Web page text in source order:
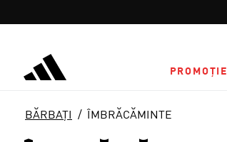
PROMOȚIE
BĂRBAȚI ÎMBRĂCĂMINTE